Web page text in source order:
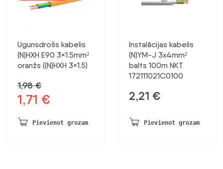
Ugunsdrošs kabelis
(N)HXH E90 3×1.5mm²
oranžs ((N)HXH 3×1.5)
1,98€
Sākotnējā
bija:
1,71 €
ir:
Pievienot grozam
Instalācijas kabelis
(N)YM-J 3x4mm²
balts 100m NKT
172111021C0100
2,21 €
Pievienot grozam